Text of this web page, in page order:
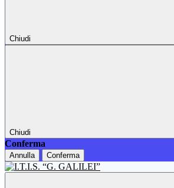
Chiudi
Chiudi
Conferma
Annulla Conferma